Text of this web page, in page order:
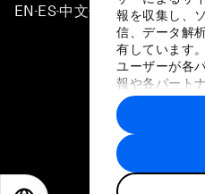
報を収集し、
信、データ解
有しています
ユーザーが各
報や各パート
に収集された
トナーによっ
す。
EN ▪ES▪中文▪ 日本語
プライバシーポ
サイ